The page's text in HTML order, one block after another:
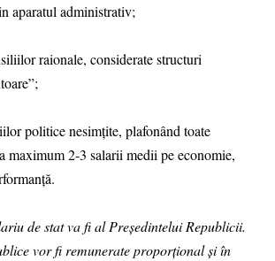
aparatul administrativ;
raionale, considerate structuri
politice nesimțite, plafonând toate
maximum 2-3 salarii medii pe economie,
de stat va fi al Președintelui Republicii.
vor fi remunerate proporțional și în